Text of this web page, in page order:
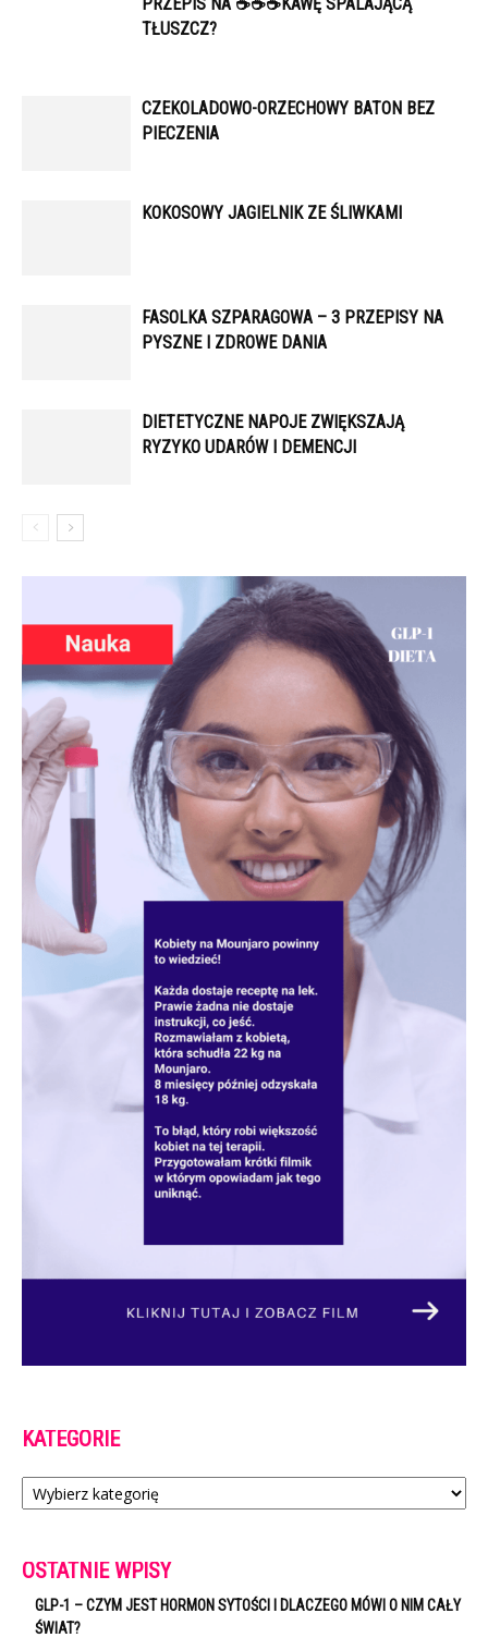
TŁUSZCZ?
CZEKOLADOWO-ORZECHOWY BATON BEZ
PIECZENIA
KOKOSOWY JAGIELNIK ZE ŚLIWKAMI
FASOLKA SZPARAGOWA – 3 PRZEPISY NA
PYSZNE I ZDROWE DANIA
DIETETYCZNE NAPOJE ZWIĘKSZAJĄ
RYZYKO UDARÓW I DEMENCJI
KATEGORIE
Kategorie
OSTATNIE WPISY
GLP-1 – CZYM JEST HORMON SYTOŚCI I DLACZEGO MÓWI O NIM CAŁY
ŚWIAT?